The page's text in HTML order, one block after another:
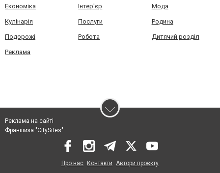
Економіка Інтер'єр Мода
Кулінарія Послуги Родина
Подорожі Робота Дитячий розділ
Реклама
Реклама на сайті
Франшиза "CitySites"
Про нас Контакти Автори проєкту